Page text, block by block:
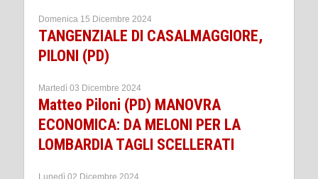
Domenica 15 Dicembre 2024
TANGENZIALE DI CASALMAGGIORE,
PILONI (PD)
Martedì 03 Dicembre 2024
Matteo Piloni (PD) MANOVRA
ECONOMICA: DA MELONI PER LA
LOMBARDIA TAGLI SCELLERATI
Lunedì 02 Dicembre 2024